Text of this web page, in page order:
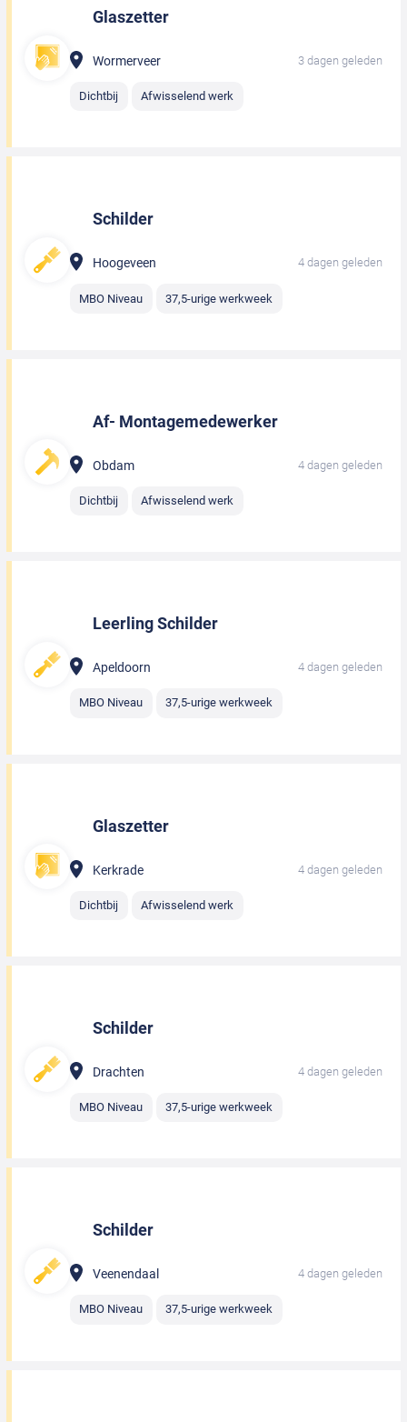
Glaszetter
Wormerveer 3 dagen geleden
Dichtbij Afwisselend werk
Schilder
Hoogeveen 4 dagen geleden
MBO Niveau 37,5-urige werkweek
Af- Montagemedewerker
Obdam 4 dagen geleden
Dichtbij Afwisselend werk
Leerling Schilder
Apeldoorn 4 dagen geleden
MBO Niveau 37,5-urige werkweek
Glaszetter
Kerkrade 4 dagen geleden
Dichtbij Afwisselend werk
Schilder
Drachten 4 dagen geleden
MBO Niveau 37,5-urige werkweek
Schilder
Veenendaal 4 dagen geleden
MBO Niveau 37,5-urige werkweek